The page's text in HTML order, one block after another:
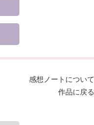
感想ノートについて
作品に戻る